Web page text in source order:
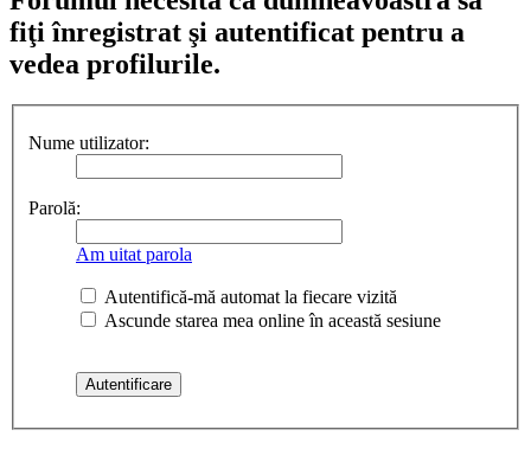
fiţi înregistrat şi autentificat pentru a
vedea profilurile.
Nume utilizator:
Parolă:
Am uitat parola
Autentifică-mă automat la fiecare vizită
Ascunde starea mea online în această sesiune